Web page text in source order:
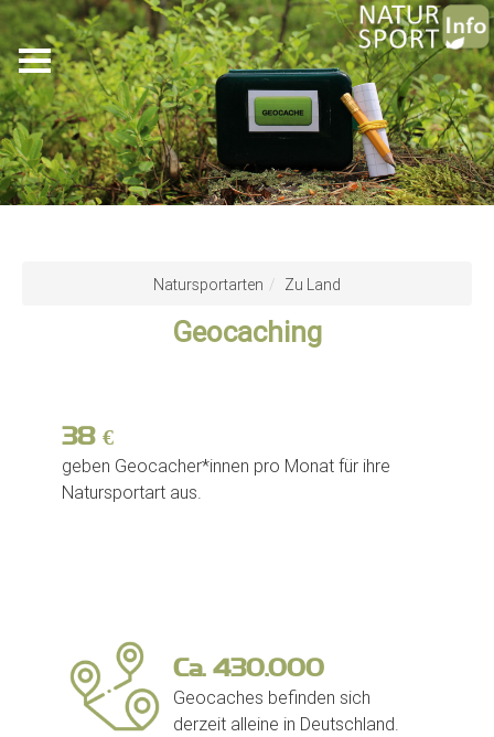
Natursportarten Zu Land
Geocaching
38€
geben Geocacher*innen pro Monat für ihre
Natursportart aus.
Ca. 430.000
Geocaches befinden sich
derzeit alleine in Deutschland.